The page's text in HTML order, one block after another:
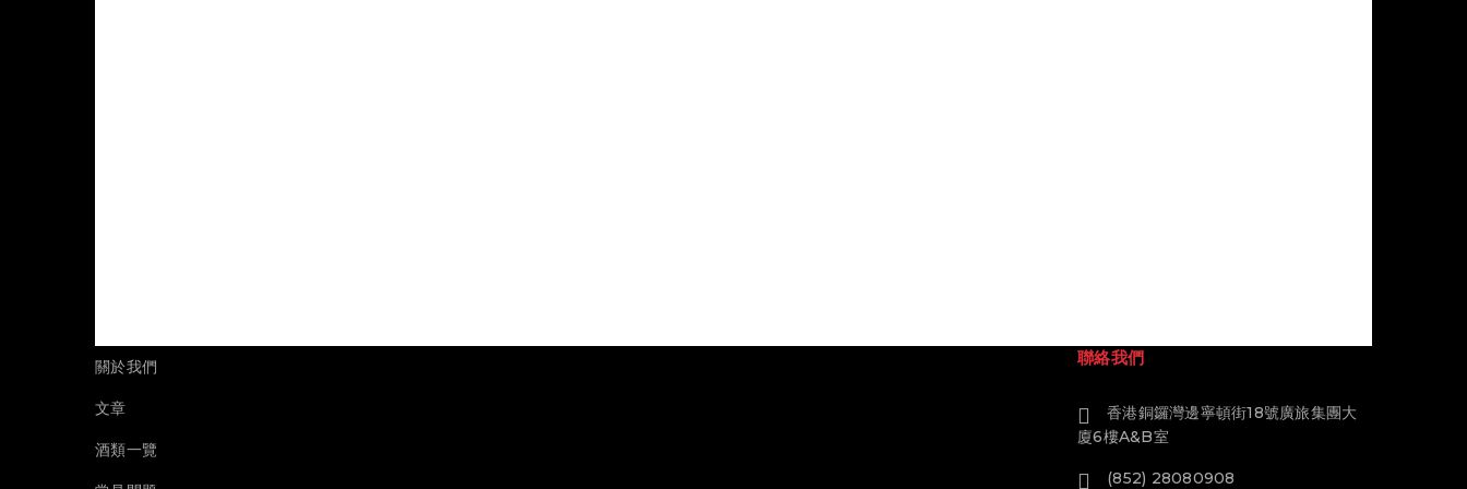
關於我們
文章
酒類一覽
聯絡我們
香港銅鑼灣邊寧頓街18號廣旅集團大
廈6樓A&B室
(852) 28080908